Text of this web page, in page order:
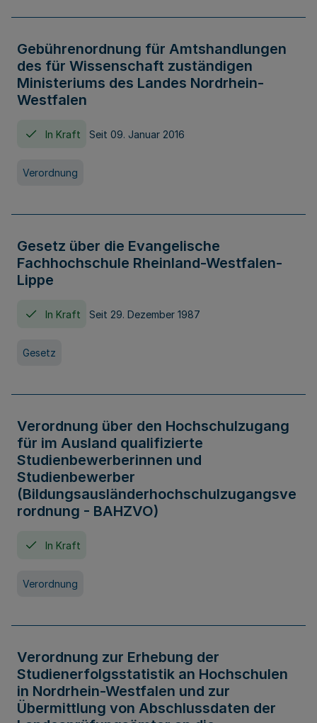
Gebührenordnung für Amtshandlungen
des für Wissenschaft zuständigen
Ministeriums des Landes Nordrhein-
Westfalen
In Kraft Seit 09. Januar 2016
Verordnung
Gesetz über die Evangelische
Fachhochschule Rheinland-Westfalen-
Lippe
In Kraft Seit 29. Dezember 1987
Gesetz
Verordnung über den Hochschulzugang
für im Ausland qualifizierte
Studienbewerberinnen und
Studienbewerber
(Bildungsausländerhochschulzugangsve
rordnung - BAHZVO)
In Kraft
Verordnung
Verordnung zur Erhebung der
Studienerfolgsstatistik an Hochschulen
in Nordrhein-Westfalen und zur
Übermittlung von Abschlussdaten der